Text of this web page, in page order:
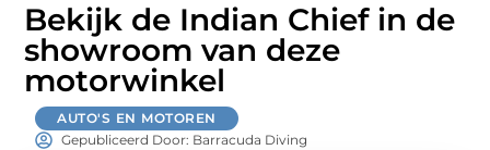
Bekijk de Indian Chief in de
showroom van deze
motorwinkel
AUTO'S EN MOTOREN
Gepubliceerd Door: Barracuda Diving